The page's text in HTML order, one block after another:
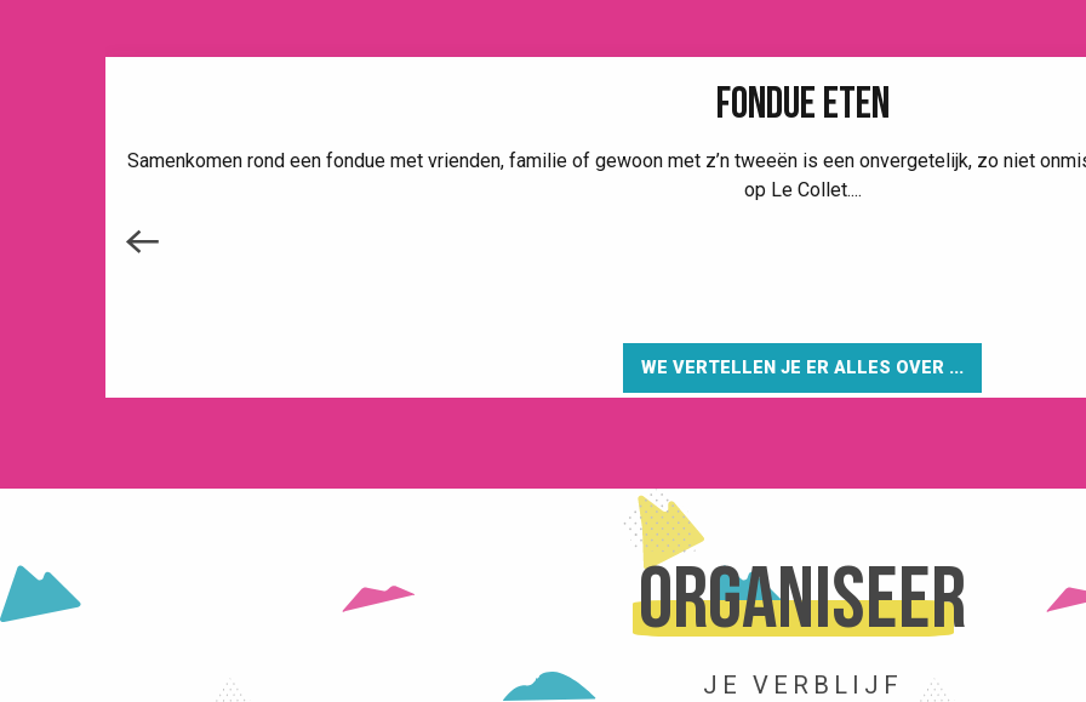
FONDUE ETEN
Samenkomen rond een fondue met vrienden, familie of gewoon met z’n tweeën is een onvergetelijk, zo niet
op Le Collet....
WE VERTELLEN JE ER ALLES OVER ...
Organiseer
JE VERBLIJFACTIVITEITEN